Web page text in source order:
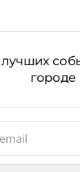
лучших
городе